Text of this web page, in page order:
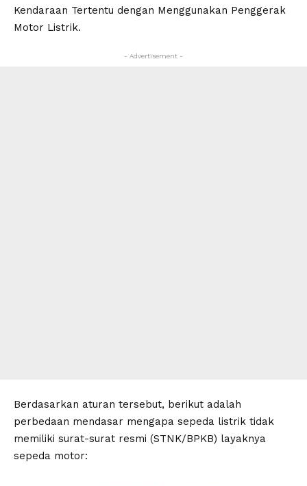
Kendaraan Tertentu dengan Menggunakan Penggerak
Motor Listrik.
- Advertisement -
​Berdasarkan aturan tersebut, berikut adalah
perbedaan mendasar mengapa sepeda listrik tidak
memiliki surat-surat resmi (STNK/BPKB) layaknya
sepeda motor: